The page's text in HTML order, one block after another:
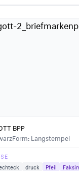
BPP
Form: Langstempel
druck Pfeil